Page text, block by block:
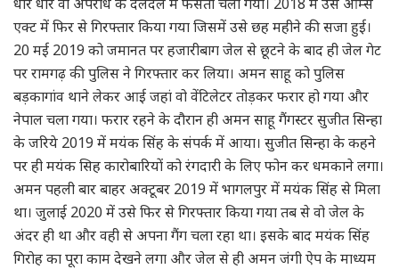
एक्ट में फिर से गिरफ्तार किया गया जिसमें उसे छह महीने की सजा हुई।
20 मई 2019 को जमानत पर हजारीबाग जेल से छूटने के बाद ही जेल गेट
पर रामगढ़ की पुलिस ने गिरफ्तार कर लिया। अमन साहू को पुलिस
बड़कागांव थाने लेकर आई जहां वो वेंटिलेटर तोड़कर फरार हो गया और
नेपाल चला गया। फरार रहने के दौरान ही अमन साहू गैंगस्टर सुजीत सिन्हा
के जरिये 2019 में मयंक सिंह के संपर्क में आया। सुजीत सिन्हा के कहने
पर ही मयंक सिह कारोबारियों को रंगदारी के लिए फोन कर धमकाने लगा।
अमन पहली बार बाहर अक्टूबर 2019 में भागलपुर में मयंक सिंह से मिला
था। जुलाई 2020 में उसे फिर से गिरफ्तार किया गया तब से वो जेल के
अंदर ही था और वही से अपना गैंग चला रहा था। इसके बाद मयंक सिंह
गिरोह का पूरा काम देखने लगा और जेल से ही अमन जंगी ऐप के माध्यम